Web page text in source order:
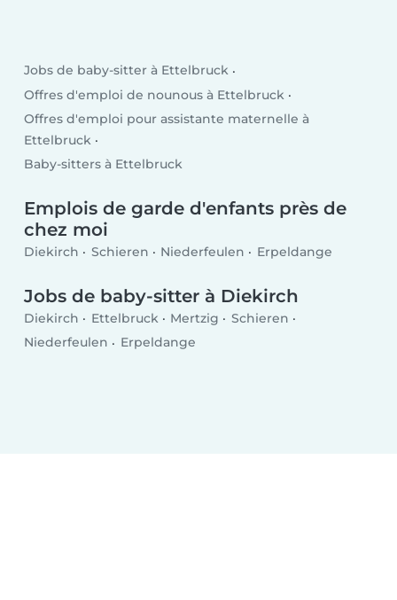
Jobs de baby-sitter à Ettelbruck
Offres d'emploi de nounous à Ettelbruck
Offres d'emploi pour assistante maternelle à
Ettelbruck
Baby-sitters à Ettelbruck
Emplois de garde d'enfants près de
chez moi
Diekirch Schieren Niederfeulen Erpeldange
Jobs de baby-sitter à Diekirch
Diekirch Ettelbruck Mertzig
Schieren
Niederfeulen
Erpeldange